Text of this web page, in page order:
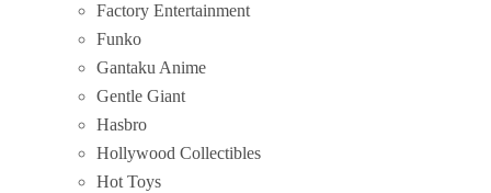
Factory Entertainment
Funko
Gantaku Anime
Gentle Giant
Hasbro
Hollywood Collectibles
Hot Toys